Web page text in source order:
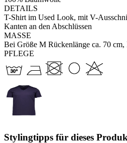
DETAILS
T-Shirt im Used Look, mit V-
Kanten an den Abschlüssen
MASSE
Bei Größe M Rückenlänge ca. 70
PFLEGE
Stylingtipps für dieses